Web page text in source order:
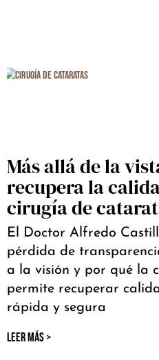
Más allá de la
recupera la
cirugía de
El Doctor Alfredo
pérdida de
a la visión y por qué la
permite recuperar
rápida y segura
LEER MÁS >